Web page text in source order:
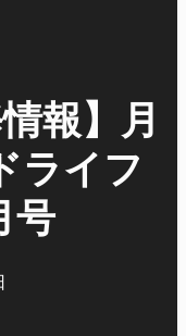
報】月
ライフ
号